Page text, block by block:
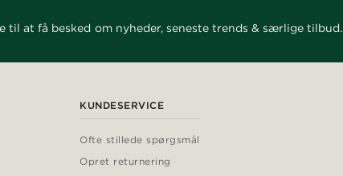
til at få besked om nyheder, seneste trends & særlige tilbud.
KUNDESERVICE
Ofte stillede spørgsmål
Opret returnering